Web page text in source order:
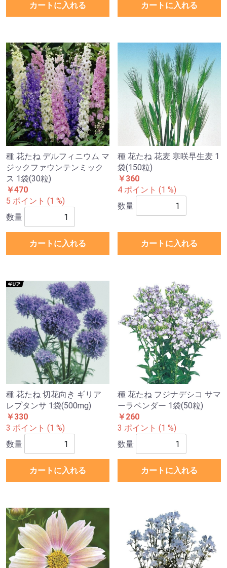
カートに入れる カートに入れる
種 花たね デルフィニウム マ
ジックファウンテンミック
ス 1袋(30粒)
￥470
5 ポイント (1 %)
数量
カートに入れる
種 花たね 花麦 寒咲早生麦 1
袋(150粒)
￥360
4 ポイント (1 %)
数量
カートに入れる
種 花たね 切花向き ギリア
レプタンサ 1袋(500mg)
￥330
3 ポイント (1 %)
数量
カートに入れる
種 花たね フジナデシコ サマ
ーラベンダー 1袋(50粒)
￥260
3 ポイント (1 %)
数量
カートに入れる